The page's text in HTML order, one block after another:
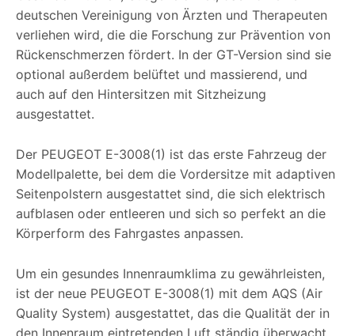
deutschen Vereinigung von Ärzten und Therapeuten
verliehen wird, die die Forschung zur Prävention von
Rückenschmerzen fördert. In der GT-Version sind sie
optional außerdem belüftet und massierend, und
auch auf den Hintersitzen mit Sitzheizung
ausgestattet.
Der PEUGEOT E-3008(1) ist das erste Fahrzeug der
Modellpalette, bei dem die Vordersitze mit adaptiven
Seitenpolstern ausgestattet sind, die sich elektrisch
aufblasen oder entleeren und sich so perfekt an die
Körperform des Fahrgastes anpassen.
Um ein gesundes Innenraumklima zu gewährleisten,
ist der neue PEUGEOT E-3008(1) mit dem AQS (Air
Quality System) ausgestattet, das die Qualität der in
den Innenraum eintretenden Luft ständig überwacht